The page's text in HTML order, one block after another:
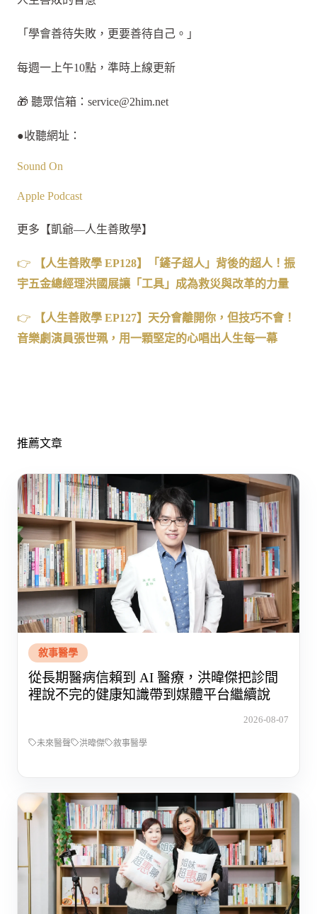
「學會善待失敗，更要善待自己。」
每週一上午10點，準時上線更新
🎁 聽眾信箱： service@2him.net
●收聽網址：
Sound On
Apple Podcast
更多【凱爺—人生善敗學】
👉 【人生善敗學 EP128】
「鏟子超人」背後的超人！振
宇五金總經理洪國展讓「工具」成為救災與改革的力量
👉 【人生善敗學 EP127】天分會離開你，但技巧不會！
音樂劇演員張世珮，用一顆堅定的心唱出人生每一幕
推薦文章
敘事醫學
從長期醫病信賴到 AI 醫療，洪暐傑把診間
裡說不完的健康知識帶到媒體平台繼續說
2026-08-07
未來醫聲 洪暐傑 敘事醫學